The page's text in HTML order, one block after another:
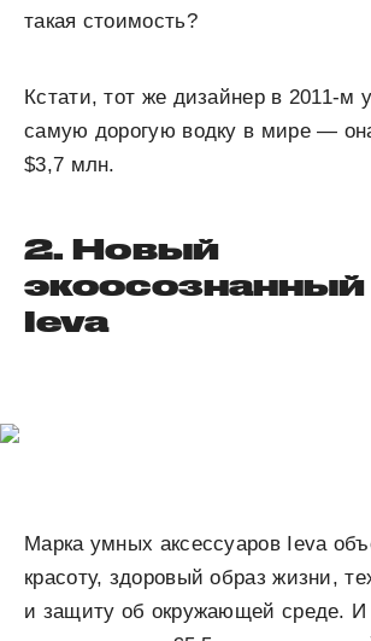
такая стоимость?
Кстати, тот же дизайнер в 2011-м
самую дорогую водку в мире —
$3,7 млн.
2. Новый
Ieva
Марка умных аксессуаров Ieva
красоту, здоровый образ жизни,
и защиту об окружающей среде. И